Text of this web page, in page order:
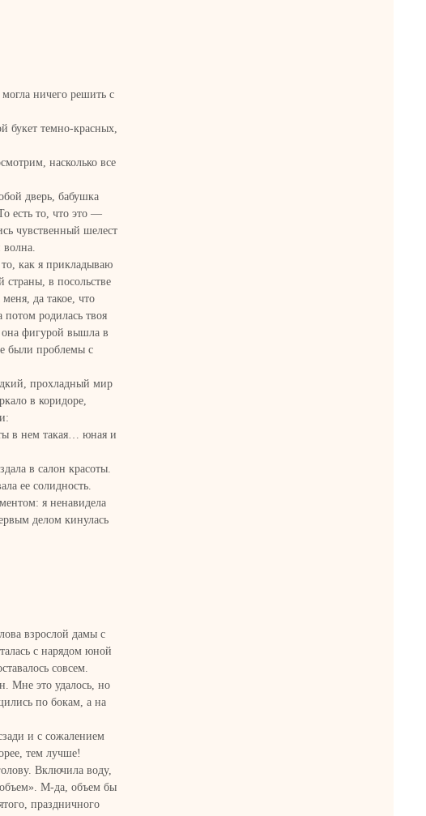
ничего решить с
букет темно-красных,
насколько все
дверь, бабушка
есть то, что это —
чувственный шелест
волна.
как я прикладываю
в посольстве
да такое, что
потом родилась твоя
фигурой вышла в
были проблемы с
прохладный мир
в коридоре,
в нем такая… юная и
в салон красоты.
ее солидность.
я ненавидела
делом кинулась
взрослой дамы с
с нарядом юной
совсем.
Мне это удалось, но
по бокам, а на
и с сожалением
тем лучше!
Включила воду,
объем». М-да, объем бы
праздничного